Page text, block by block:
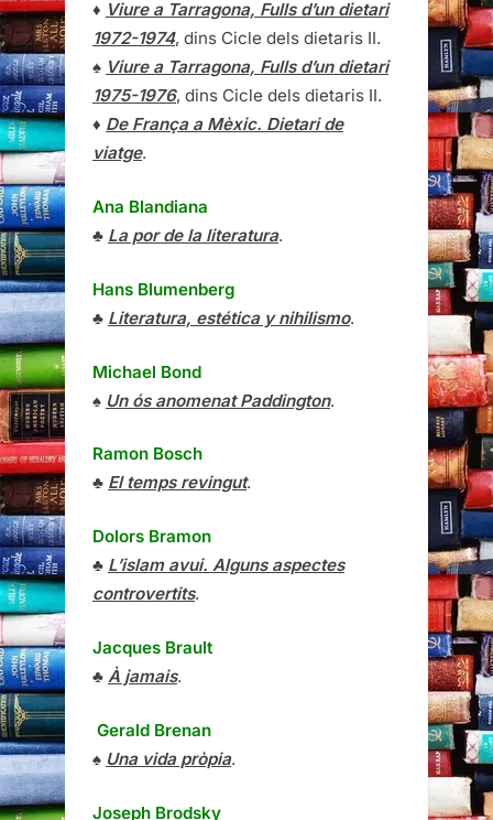
♦ Viure a Tarragona, Fulls d’un dietari
1972-1974, dins Cicle dels dietaris II.
♠ Viure a Tarragona, Fulls d’un dietari
1975-1976, dins Cicle dels dietaris II.
♦ De França a Mèxic. Dietari de
viatge.
Ana Blandiana
♣ La por de la literatura.
Hans Blumenberg
♣ Literatura, estética y nihilismo.
Michael Bond
♠ Un ós anomenat Paddington.
Ramon Bosch
♣ El temps revingut.
Dolors Bramon
♣ L’islam avui. Alguns aspectes
controvertits.
Jacques Brault
♣ À jamais.
Gerald Brenan
♠ Una vida pròpia.
Joseph Brodsky